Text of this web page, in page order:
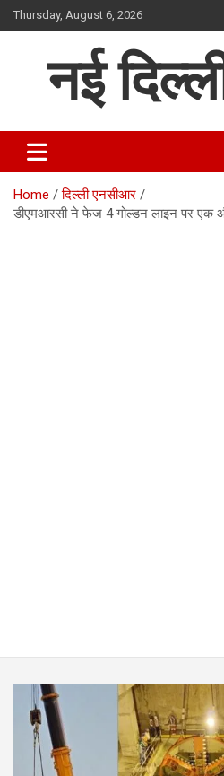
Skip
to
Thursday, August 6, 2026
नई
Home
दिल्ली एनसीआर
डीएमआरसी ने फेज 4 गोल्डन लाइन पर एक